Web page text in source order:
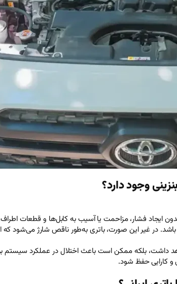
وجود دارد؟
ایجاد فشار، مزاحمت یا آسیب به کابل‌ها و قطعات
باشد. در غیر این صورت، باتری به‌طور ناقص شارژ
داشت، بلکه ممکن است باعث اختلال در عملکرد
و کارایی حفظ شود.